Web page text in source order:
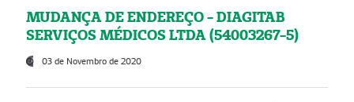
MUDANÇA DE ENDEREÇO - DIAGITAB
SERVIÇOS MÉDICOS LTDA (54003267-5)
03 de Novembro de 2020